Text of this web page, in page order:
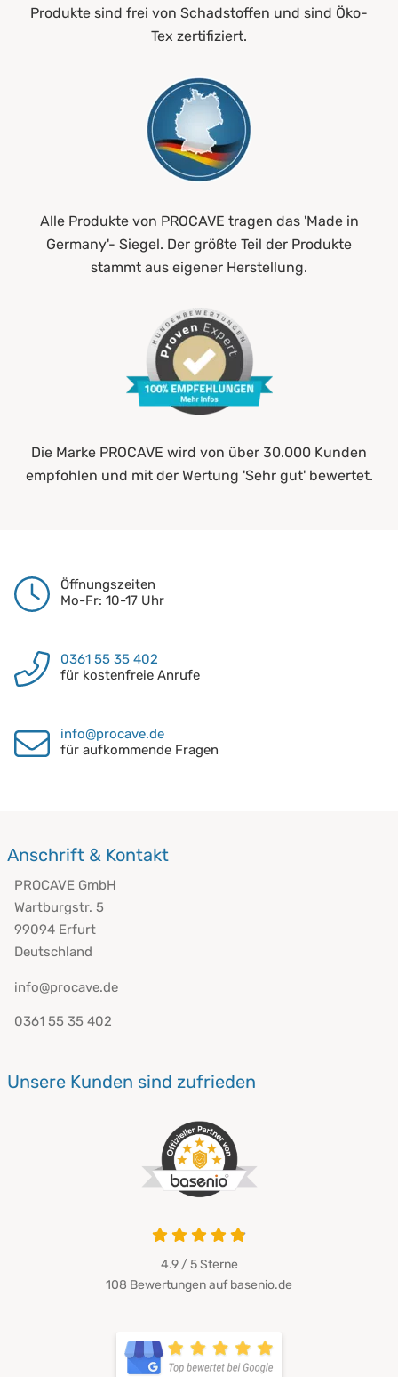
Produkte sind frei von Schadstoffen und sind Öko-
Tex zertifiziert.
Alle Produkte von PROCAVE tragen das 'Made in
Germany'- Siegel. Der größte Teil der Produkte
stammt aus eigener Herstellung.
Die Marke PROCAVE wird von über 30.000 Kunden
empfohlen und mit der Wertung 'Sehr gut' bewertet.
Öffnungszeiten
Mo-Fr: 10-17 Uhr
0361 55 35 402
für kostenfreie Anrufe
info@procave.de
für aufkommende Fragen
Anschrift & Kontakt
PROCAVE GmbH
Wartburgstr. 5
99094 Erfurt
Deutschland
info@procave.de
0361 55 35 402
Unsere Kunden sind zufrieden
4.9 / 5Sterne
108 Bewertungen auf basenio.de